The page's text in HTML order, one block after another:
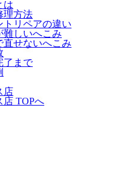
は
理方法
トリペアの違い
難しいへこみ
直せないへこみ
了まで
店
店 TOPへ